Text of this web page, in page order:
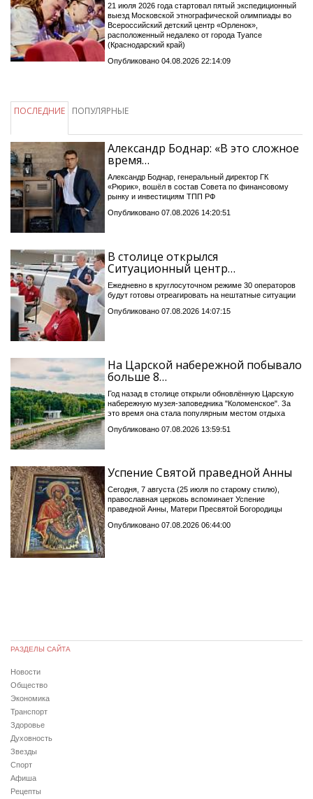
21 июля 2026 года стартовал пятый экспедиционный
выезд Московской этнографической олимпиады во
Всероссийский детский центр «Орленок»,
расположенный недалеко от города Туапсе
(Краснодарский край)
Опубликовано 04.08.2026 22:14:09
ПОСЛЕДНИЕ ПОПУЛЯРНЫЕ
Александр Боднар: «В это сложное
время…
Александр Боднар, генеральный директор ГК
«Рюрик», вошёл в состав Совета по финансовому
рынку и инвестициям ТПП РФ
Опубликовано 07.08.2026 14:20:51
В столице открылся
Ситуационный центр…
Ежедневно в круглосуточном режиме 30 операторов
будут готовы отреагировать на нештатные ситуации
Опубликовано 07.08.2026 14:07:15
На Царской набережной побывало
больше 8…
Год назад в столице открыли обновлённую Царскую
набережную музея-заповедника "Коломенское". За
это время она стала популярным местом отдыха
Опубликовано 07.08.2026 13:59:51
Успение Святой праведной Анны
Сегодня, 7 августа (25 июля по старому стилю),
православная церковь вспоминает Успение
праведной Анны, Матери Пресвятой Богородицы
Опубликовано 07.08.2026 06:44:00
РАЗДЕЛЫ САЙТА
Новости
Общество
Экономика
Транспорт
Здоровье
Духовность
Звезды
Спорт
Афиша
Рецепты